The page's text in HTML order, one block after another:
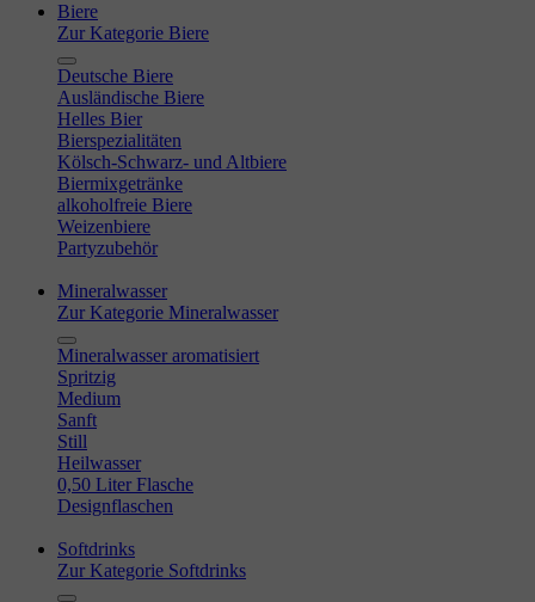
Biere
Zur Kategorie Biere
Deutsche Biere
Ausländische Biere
Helles Bier
Bierspezialitäten
Kölsch-Schwarz- und Altbiere
Biermixgetränke
alkoholfreie Biere
Weizenbiere
Partyzubehör
Mineralwasser
Zur Kategorie Mineralwasser
Mineralwasser aromatisiert
Spritzig
Medium
Sanft
Still
Heilwasser
0,50 Liter Flasche
Designflaschen
Softdrinks
Zur Kategorie Softdrinks